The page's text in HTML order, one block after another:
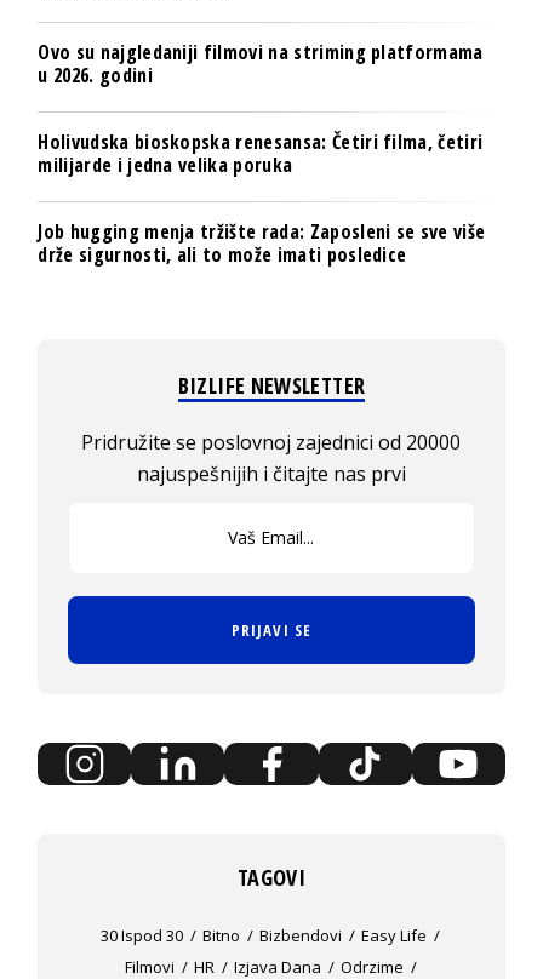
Ovo su najgledaniji filmovi na striming platformama
u 2026. godini
Holivudska bioskopska renesansa: Četiri filma, četiri
milijarde i jedna velika poruka
Job hugging menja tržište rada: Zaposleni se sve više
drže sigurnosti, ali to može imati posledice
BIZLIFE NEWSLETTER
Pridružite se poslovnoj zajednici od 20000
najuspešnijih i čitajte nas prvi
PRIJAVI SE
TAGOVI
30 Ispod 30 Bitno Bizbendovi
Easy Life
Filmovi
HR Izjava Dana
Odrzime